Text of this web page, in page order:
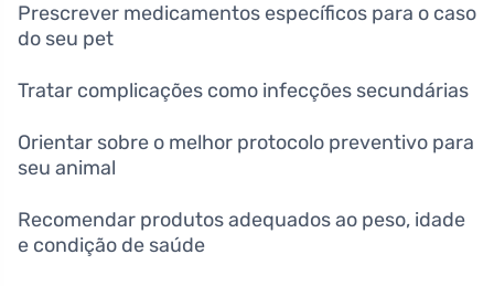
Prescrever medicamentos específicos para o caso
do seu pet
Tratar complicações como infecções secundárias
Orientar sobre o melhor protocolo preventivo para
seu animal
Recomendar produtos adequados ao peso, idade
e condição de saúde